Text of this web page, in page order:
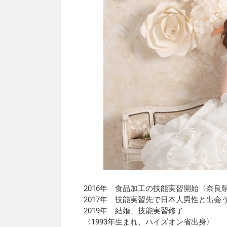
2016年 食品加工の技能実習開始〈奈良
2017年 技能実習先で日本人男性と出会
2019年 結婚、技能実習修了
〈1993年生まれ、ハイズオン省出身〉